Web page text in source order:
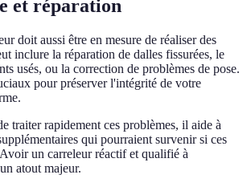
et réparation
doit aussi être en mesure de réaliser des
inclure la réparation de dalles fissurées, le
usés, ou la correction de problèmes de pose.
pour préserver l'intégrité de votre
traiter rapidement ces problèmes, il aide à
qui pourraient survenir si ces
un carreleur réactif et qualifié à
atout majeur.